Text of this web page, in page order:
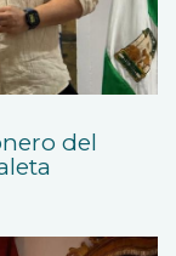
del